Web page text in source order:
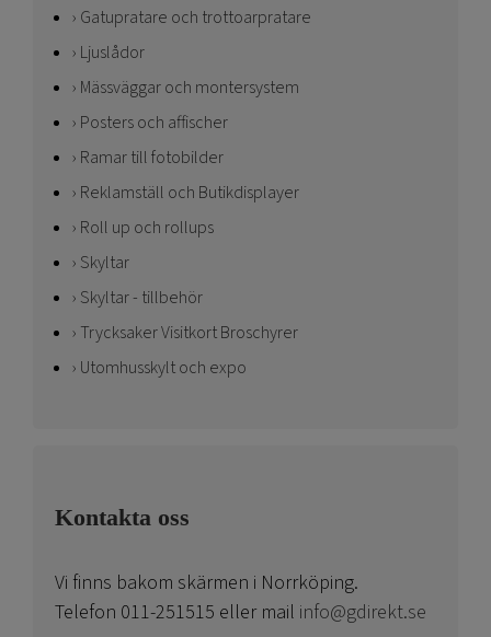
Gatupratare och trottoarpratare
Ljuslådor
Mässväggar och montersystem
Posters och affischer
Ramar till fotobilder
Reklamställ och Butikdisplayer
Roll up och rollups
Skyltar
Skyltar - tillbehör
Trycksaker Visitkort Broschyrer
Utomhusskylt och expo
Kontakta oss
Vi finns bakom skärmen i Norrköping.
Telefon 011-251515 eller mail info@gdirekt.se